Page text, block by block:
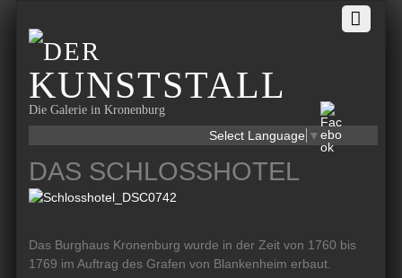
Die Galerie in Kronenburg
Select Language ▼
DAS SCHLOSSHOTEL
Das Burghaus Kronenburg wurde in der Zeit von 1760 bis
1769 im Auftrag des Grafen von Blankenheim erbaut.